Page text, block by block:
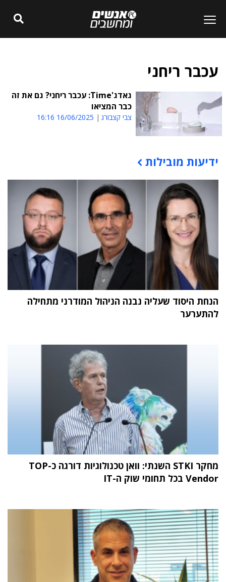
עכבר ריחני
גאדג'Time: עכבר ריחני? גם את זה
כבר המציאו
צבי קצבורג 16/06/2025 16:16
תוכן פרסומי
ידיעות מובילות
הנחת היסוד שעליה נבנה הניהול המודרני מתחילה
להתערער
מחקר STKI השנתי: וואן טכנולוגיות דורגה כ-TOP
Vendor בכל תחומי שוק ה-IT